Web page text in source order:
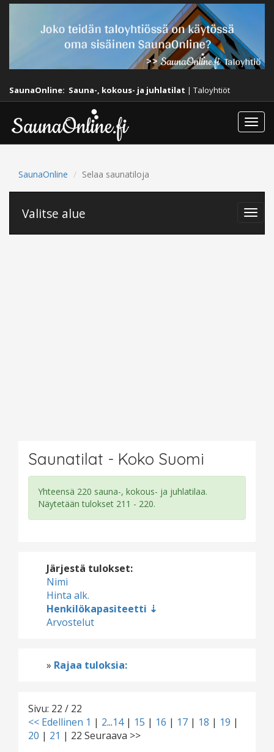
SaunaOnline: Sauna-, kokous- ja juhlatilat | Taloyhtiöt
SaunaOnline Selaa saunatiloja
Valitse alue
Saunatilat - Koko Suomi
Yhteensä 220 sauna-, kokous- ja juhlatilaa.
Näytetään tulokset 211 - 220.
Järjestä tulokset:
Nimi
Hinta alk.
Henkilökapasiteetti
Arvostelut
» Rajaa tuloksia:
Sivu: 22 / 22
<< Edellinen 1 | 2...14| 15 | 16 | 17 | 18 | 19 |
20 | 21 | 22 Seuraava >>